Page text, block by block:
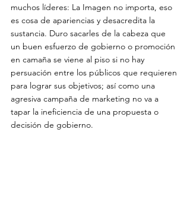
muchos líderes: La Imagen no importa, eso
es cosa de apariencias y desacredita la
sustancia. Duro sacarles de la cabeza que
un buen esfuerzo de gobierno o promoción
en camaña se viene al piso si no hay
persuación entre los públicos que requieren
para lograr sus objetivos; así como una
agresiva campaña de marketing no va a
tapar la ineficiencia de una propuesta o
decisión de gobierno.